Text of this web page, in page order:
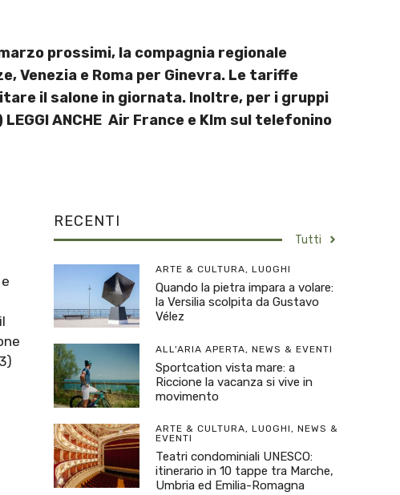
prossimi, la compagnia regionale
Venezia e Roma per Ginevra. Le tariffe
il salone in giornata. Inoltre, per i gruppi
ANCHE Air France e Klm sul telefonino
RECENTI
Tutti
ARTE & CULTURA, LUOGHI
Quando la pietra impara a volare:
la Versilia scolpita da Gustavo
Vélez
ALL'ARIA APERTA, NEWS & EVENTI
Sportcation vista mare: a
Riccione la vacanza si vive in
movimento
ARTE & CULTURA, LUOGHI, NEWS &
EVENTI
Teatri condominiali UNESCO:
itinerario in 10 tappe tra Marche,
Umbria ed Emilia-Romagna